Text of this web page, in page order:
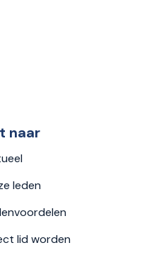
naar
leden
lid worden